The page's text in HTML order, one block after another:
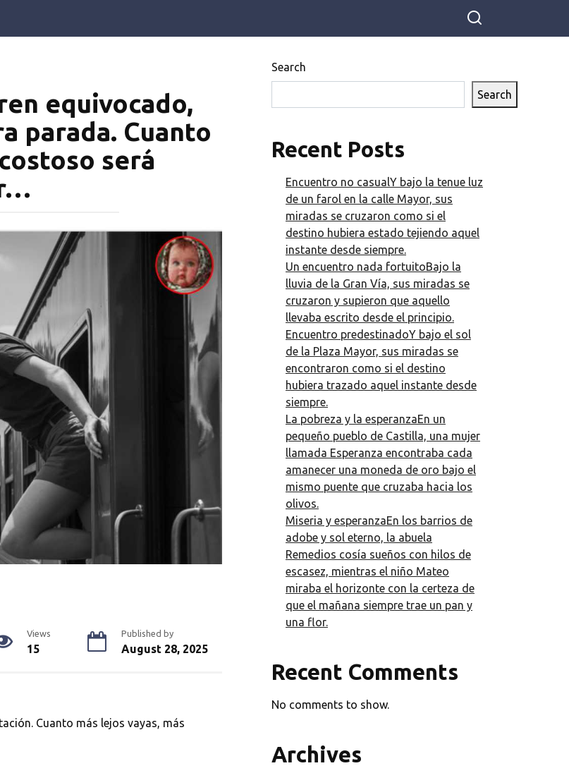
equivocado,
parada. Cuanto
será
Views
15
Published by
August 28, 2025
Cuanto más lejos vayas, más
Search
Search
Recent Posts
Encuentro no casualY bajo la tenue luz
de un farol en la calle Mayor, sus
miradas se cruzaron como si el
destino hubiera estado tejiendo aquel
instante desde siempre.
Un encuentro nada fortuitoBajo la
lluvia de la Gran Vía, sus miradas se
cruzaron y supieron que aquello
llevaba escrito desde el principio.
Encuentro predestinadoY bajo el sol
de la Plaza Mayor, sus miradas se
encontraron como si el destino
hubiera trazado aquel instante desde
siempre.
La pobreza y la esperanzaEn un
pequeño pueblo de Castilla, una mujer
llamada Esperanza encontraba cada
amanecer una moneda de oro bajo el
mismo puente que cruzaba hacia los
olivos.
Miseria y esperanzaEn los barrios de
adobe y sol eterno, la abuela
Remedios cosía sueños con hilos de
escasez, mientras el niño Mateo
miraba el horizonte con la certeza de
que el mañana siempre trae un pan y
una flor.
Recent Comments
No comments to show.
Archives